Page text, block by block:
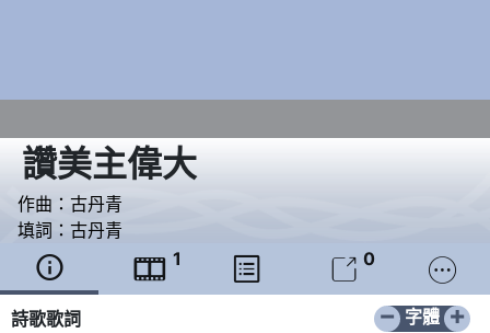
讚美主偉大
作曲： 古丹青
填詞： 古丹青
  1   0 
詩歌歌詞 − +
字體